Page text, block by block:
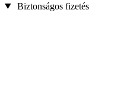
Biztonságos fizetés